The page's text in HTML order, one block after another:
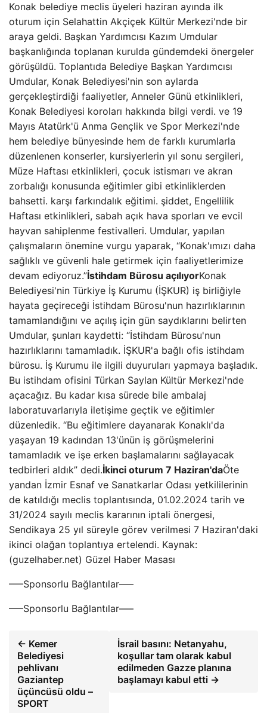
Konak belediye meclis üyeleri haziran ayında ilk
oturum için Selahattin Akçiçek Kültür Merkezi'nde bir
araya geldi. Başkan Yardımcısı Kazım Umdular
başkanlığında toplanan kurulda gündemdeki önergeler
görüşüldü. Toplantıda Belediye Başkan Yardımcısı
Umdular, Konak Belediyesi'nin son aylarda
gerçekleştirdiği faaliyetler, Anneler Günü etkinlikleri,
Konak Belediyesi koroları hakkında bilgi verdi. ve 19
Mayıs Atatürk'ü Anma Gençlik ve Spor Merkezi'nde
hem belediye bünyesinde hem de farklı kurumlarla
düzenlenen konserler, kursiyerlerin yıl sonu sergileri,
Müze Haftası etkinlikleri, çocuk istismarı ve akran
zorbalığı konusunda eğitimler gibi etkinliklerden
bahsetti. karşı farkındalık eğitimi. şiddet, Engellilik
Haftası etkinlikleri, sabah açık hava sporları ve evcil
hayvan sahiplenme festivalleri. Umdular, yapılan
çalışmaların önemine vurgu yaparak, “Konak'ımızı daha
sağlıklı ve güvenli hale getirmek için faaliyetlerimize
devam ediyoruz.”İstihdam Bürosu açılıyorKonak
Belediyesi'nin Türkiye İş Kurumu (İŞKUR) iş birliğiyle
hayata geçireceği İstihdam Bürosu'nun hazırlıklarının
tamamlandığını ve açılış için gün saydıklarını belirten
Umdular, şunları kaydetti: “İstihdam Bürosu'nun
hazırlıklarını tamamladık. İŞKUR'a bağlı ofis istihdam
bürosu. İş Kurumu ile ilgili duyuruları yapmaya başladık.
Bu istihdam ofisini Türkan Saylan Kültür Merkezi'nde
açacağız. Bu kadar kısa sürede bile ambalaj
laboratuvarlarıyla iletişime geçtik ve eğitimler
düzenledik. “Bu eğitimlere dayanarak Konaklı'da
yaşayan 19 kadından 13'ünün iş görüşmelerini
tamamladık ve işe erken başlamalarını sağlayacak
tedbirleri aldık” dedi.İkinci oturum 7 Haziran'daÖte
yandan İzmir Esnaf ve Sanatkarlar Odası yetkililerinin
de katıldığı meclis toplantısında, 01.02.2024 tarih ve
31/2024 sayılı meclis kararının iptali önergesi,
Sendikaya 25 yıl süreyle görev verilmesi 7 Haziran'daki
ikinci olağan toplantıya ertelendi. Kaynak:
(guzelhaber.net) Güzel Haber Masası
—–Sponsorlu Bağlantılar—–
—–Sponsorlu Bağlantılar—–
← Kemer
Belediyesi
pehlivanı
Gaziantep
üçüncüsü oldu –
SPORT
İsrail basını: Netanyahu,
koşullar tam olarak kabul
edilmeden Gazze planına
başlamayı kabul etti →